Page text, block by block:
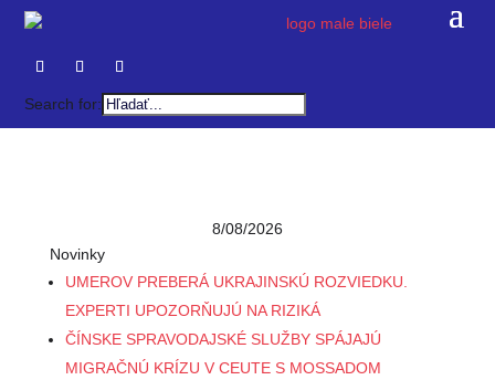
Search for:
8/08/2026
Novinky
UMEROV PREBERÁ UKRAJINSKÚ ROZVIEDKU.
EXPERTI UPOZORŇUJÚ NA RIZIKÁ
ČÍNSKE SPRAVODAJSKÉ SLUŽBY SPÁJAJÚ
MIGRAČNÚ KRÍZU V CEUTE S MOSSADOM